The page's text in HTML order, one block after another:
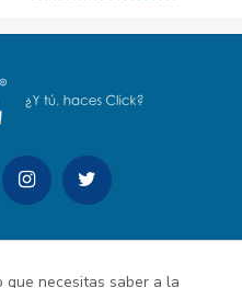
que necesitas saber a la